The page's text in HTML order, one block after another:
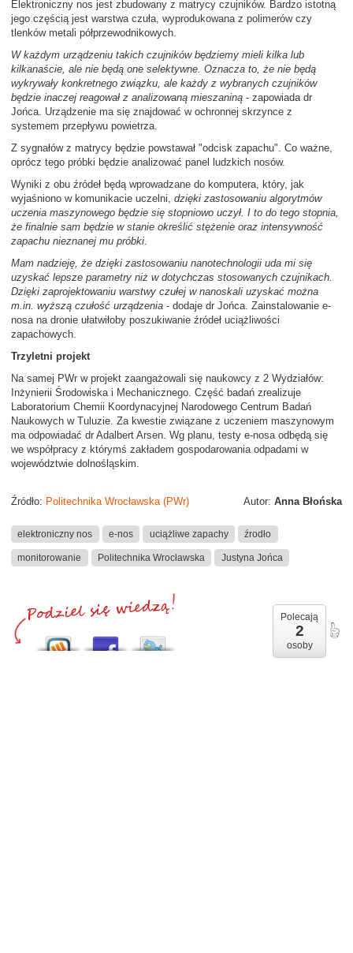
Elektroniczny nos jest zbudowany z matrycy czujników. Bardzo istotną
jego częścią jest warstwa czuła, wyprodukowana z polimerów czy
tlenków metali półprzewodnikowych.
W każdym urządzeniu takich czujników będziemy mieli kilka lub
kilkanaście, ale nie będą one selektywne. Oznacza to, że nie będą
wykrywały konkretnego związku, ale każdy z wybranych czujników
będzie inaczej reagował z analizowaną mieszaniną - zapowiada dr
Jońca. Urządzenie ma się znajdować w ochronnej skrzynce z
systemem przepływu powietrza.
Z sygnałów z matrycy będzie powstawał "odcisk zapachu". Co ważne,
oprócz tego próbki będzie analizować panel ludzkich nosów.
Wyniki z obu źródeł będą wprowadzane do komputera, który, jak
wyjaśniono w komunikacie uczelni, dzięki zastosowaniu algorytmów
uczenia maszynowego będzie się stopniowo uczył. I to do tego stopnia,
że finalnie sam będzie w stanie określić stężenie oraz intensywność
zapachu nieznanej mu próbki.
Mam nadzieję, że dzięki zastosowaniu nanotechnologii uda mi się
uzyskać lepsze parametry niż w dotychczas stosowanych czujnikach.
Dzięki zaprojektowaniu warstwy czułej w nanoskali uzyskać można
m.in. wyższą czułość urządzenia - dodaje dr Jońca. Zainstalowanie e-
nosa na dronie ułatwiłoby poszukiwanie źródeł uciążliwości
zapachowych.
Trzyletni projekt
Na samej PWr w projekt zaangażowali się naukowcy z 2 Wydziałów:
Inżynierii Środowiska i Mechanicznego. Część badań zrealizuje
Laboratorium Chemii Koordynacyjnej Narodowego Centrum Badań
Naukowych w Tuluzie. Za kwestie związane z uczeniem maszynowym
ma odpowiadać dr Adalbert Arsen. Wg planu, testy e-nosa odbędą się
we współpracy z którymś zakładem gospodarowania odpadami w
województwie dolnośląskim.
Autor: Anna Błońska
Źródło: Politechnika Wrocławska (PWr)
elektroniczny nos e-nos uciążliwe zapachy źrodło
monitorowanie Politechnika Wrocławska Justyna Jońca
Polecają
2
osoby